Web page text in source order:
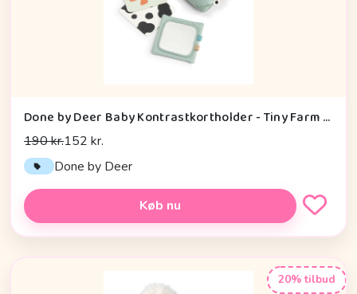
Done by Deer Baby Kontrastkortholder - Tiny Farm - Grøn
190 kr.152 kr.
Done by Deer
Køb nu
20% tilbud